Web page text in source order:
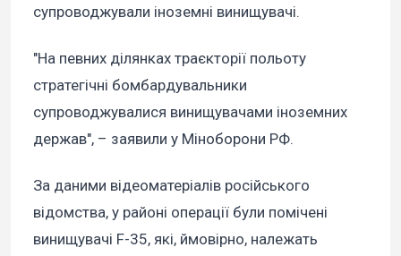
супроводжували іноземні винищувачі.
"На певних ділянках траєкторії польоту
стратегічні бомбардувальники
супроводжувалися винищувачами іноземних
держав", – заявили у Міноборони РФ.
За даними відеоматеріалів російського
відомства, у районі операції були помічені
винищувачі F-35, які, ймовірно, належать